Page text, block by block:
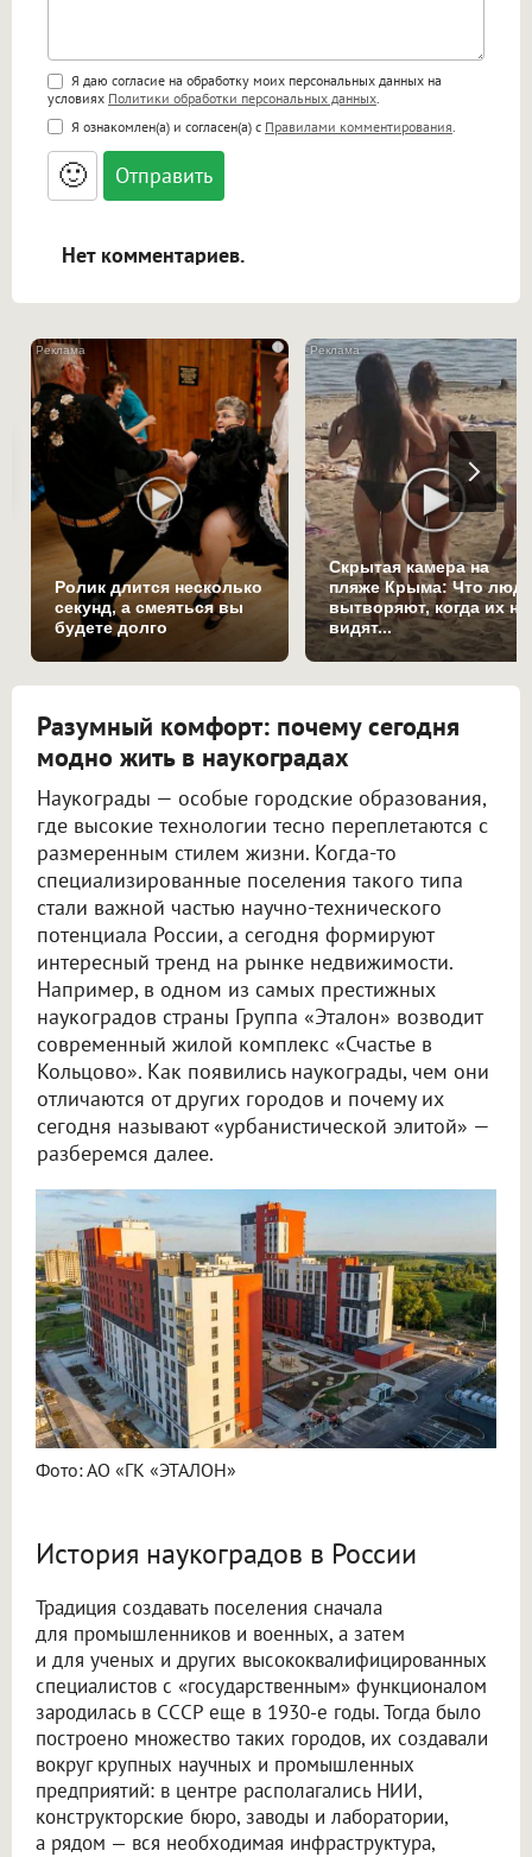
Поддержка HTML
<b>, <strong>, <u>, <i>, <em>, <s>, <big>,
<small>, <sup>, <sub>, <pre>, <ul>, <ol>, <li>,
<blockquote>, <code> экранирует HTML,
адреса URL автоматически становятся
ссылками, и [img]адрес[/img] будет
Я даю согласие на обработку моих персональных данных на
условиях Политики обработки персональных данных
Я ознакомлен(а) и согласен(а) с Правилами комментирования
🙂
Нет комментариев.
i
Ролик длится несколько
секунд, а смеяться вы
будете долго
Скрытая камера на
пляже Крыма: Что
вытворяют, когда их не
видят...
Разумный комфорт: почему сегодня
модно жить в наукоградах
Наукограды — особые городские образования,
где высокие технологии тесно переплетаются с
размеренным стилем жизни. Когда-то
специализированные поселения такого типа
стали важной частью научно-технического
потенциала России, а сегодня формируют
интересный тренд на рынке недвижимости.
Например, в одном из самых престижных
наукоградов страны Группа «Эталон» возводит
современный жилой комплекс «Счастье в
Кольцово». Как появились наукограды, чем они
отличаются от других городов и почему их
сегодня называют «урбанистической элитой» —
разберемся далее.
Фото: АО «ГК «ЭТАЛОН»
История наукоградов в России
Традиция создавать поселения сначала
для промышленников и военных, а затем
и для ученых и других высококвалифицированных
специалистов с «государственным» функционалом
зародилась в СССР еще в 1930-е годы. Тогда было
построено множество таких городов, их создавали
вокруг крупных научных и промышленных
предприятий: в центре располагались НИИ,
конструкторские бюро, заводы и лаборатории,
а рядом — вся необходимая инфраструктура,